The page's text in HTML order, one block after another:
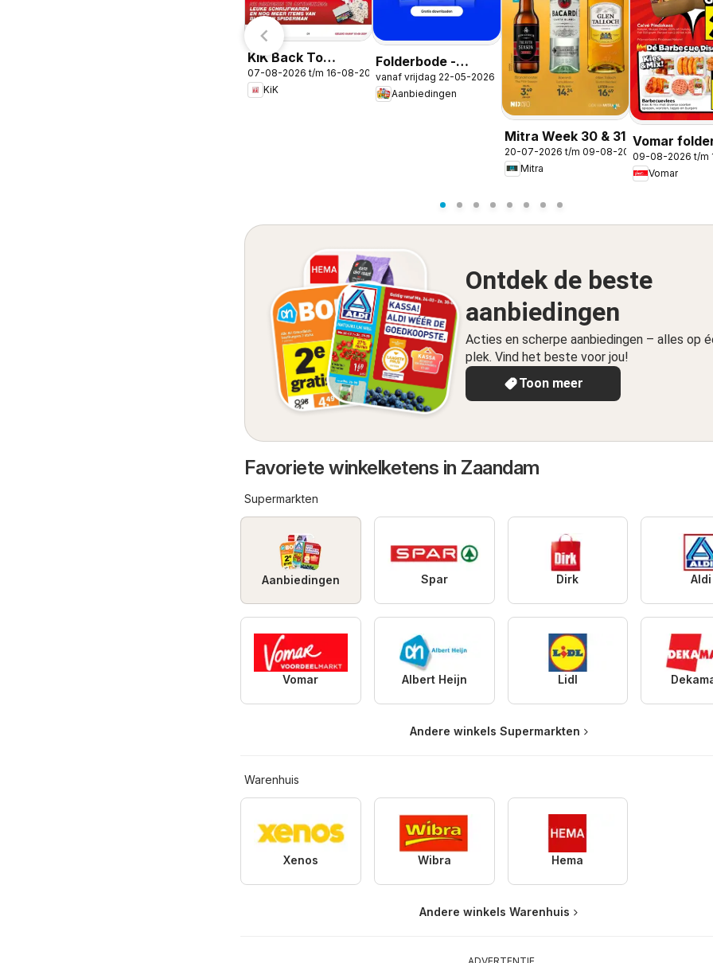
KiK Back To
School
07-08-2026 t/m 16-08-2026
KiK
Folderbode -
Aanbiedingen in de
app
vanaf vrijdag 22-05-2026
Aanbiedingen
Mitra Week 30 & 31
20-07-2026 t/m 09-08-2026
Mitra
Vomar
09-08-2026 t/m
Vomar
Ontdek de beste
aanbiedingen
Acties en scherpe aanbiedingen – alles op
plek. Vind het beste voor jou!
Toon meer
Favoriete winkelketens in Zaandam
Supermarkten
Aanbiedingen Spar Dirk Aldi
Vomar Albert Heijn Lidl
Andere winkels Supermarkten
Warenhuis
Xenos Wibra Hema
Andere winkels Warenhuis